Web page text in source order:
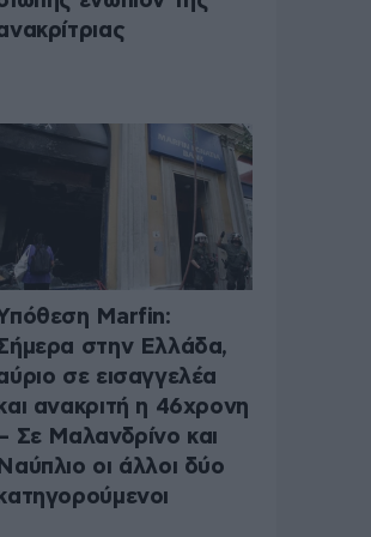
Marfin:
στην Ελλάδα,
σε εισαγγελέα
ανακριτή η 46χρονη
Σε Μαλανδρίνο και
Ναύπλιο οι άλλοι δύο